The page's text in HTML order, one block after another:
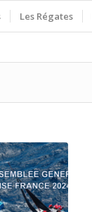
Les Régates